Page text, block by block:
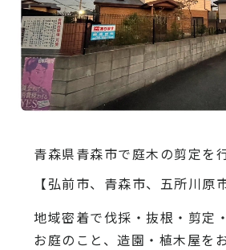
青森県青森市で庭木の剪定を
【弘前市、青森市、五所川原
地域密着で伐採・抜根・剪定
お庭のこと、造園・植木屋を